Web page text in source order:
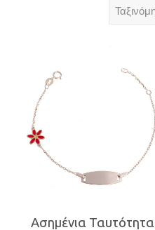
Ασημένια Ταυτότητα